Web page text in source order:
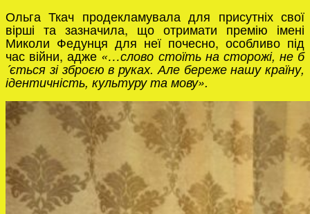
Ольга Ткач продекламувала для присутніх свої
вірші та зазначила, що отримати премію імені
Миколи Федунця для неї почесно, особливо під
час війни, адже«…слово стоїть на сторожі, не б
´ється зі зброєю в руках. Але береже нашу країну,
ідентичність, культуру та мову».